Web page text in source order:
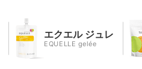
エクエル ジュレ
EQUELLE gelée